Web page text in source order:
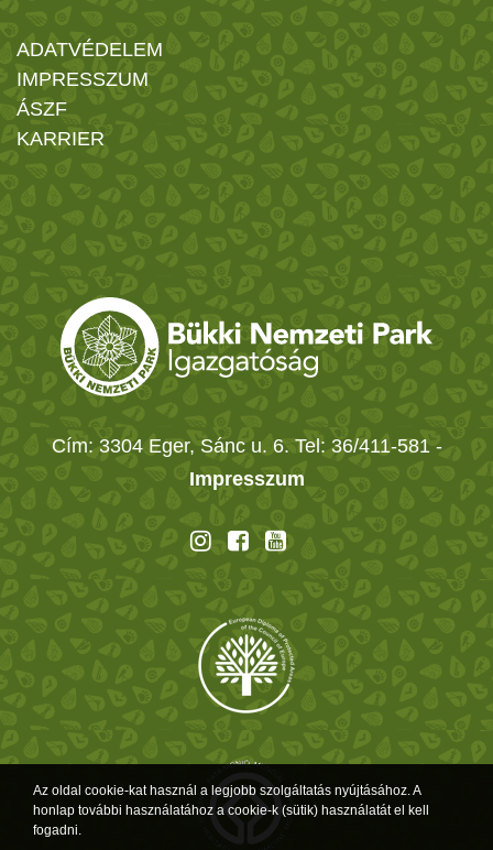
ADATVÉDELEM
IMPRESSZUM
ÁSZF
KARRIER
Cím: 3304 Eger, Sánc u. 6. Tel: 36/411-581 -
Impresszum
Az oldal cookie-kat használ a legjobb szolgáltatás nyújtásához. A
honlap további használatához a cookie-k (sütik) használatát el kell
fogadni.